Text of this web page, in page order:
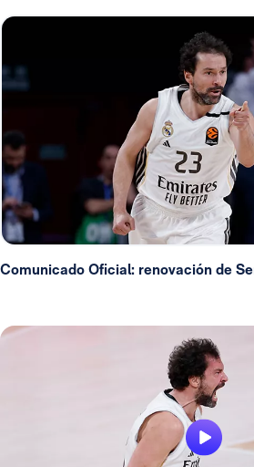
Comunicado Oficial: renovación de